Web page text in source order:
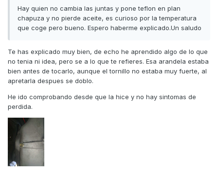
Hay quien no cambia las juntas y pone teflon en plan
chapuza y no pierde aceite, es curioso por la temperatura
que coge pero bueno. Espero haberme explicado.Un saludo
Te has explicado muy bien, de echo he aprendido algo de lo que
no tenia ni idea, pero se a lo que te refieres. Esa arandela estaba
bien antes de tocarlo, aunque el tornillo no estaba muy fuerte, al
apretarla despues se doblo.
He ido comprobando desde que la hice y no hay sintomas de
perdida.